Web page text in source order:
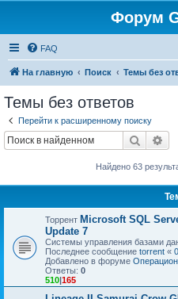
Форум
FAQ
На главную Поиск Темы без
Темы без ответов
Перейти к расширенному поиску
Поиск
Найдено 63
Торрент Microsoft SQL
Update 7
Системы управления базами
Последнее сообщение torrent «
Добавлено в форуме
Ответы: 0
510|165